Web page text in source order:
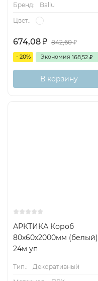
Бренд: Ballu
Цвет.:
674,08 ₽ 842,60₽
- 20% Экономия 168,52 ₽
В корзину
АРКТИКА Короб
80х60х2000мм (белый)
24м уп
Тип.:
Декоративный